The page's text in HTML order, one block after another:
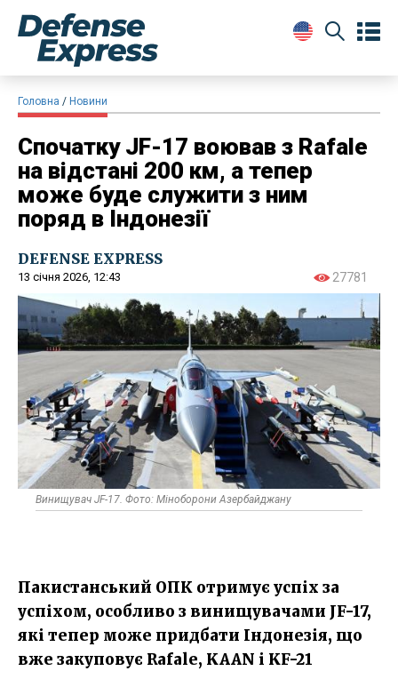
Головна Новини
Спочатку JF-17 воював з Rafale
на відстані 200 км, а тепер
може буде служити з ним
поряд в Індонезії
DEFENSE EXPRESS
13 січня 2026, 12:43 27781
Винищувач JF-17. Фото: Міноборони Азербайджану
Пакистанський ОПК отримує успіх за
успіхом, особливо з винищувачами JF-17,
які тепер може придбати Індонезія, що
вже закуповує Rafale, KAAN і KF-21